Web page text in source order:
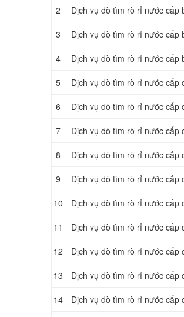
2 Dịch vụ dò tìm rò rỉ nước cấp
3 Dịch vụ dò tìm rò rỉ nước cấp
4 Dịch vụ dò tìm rò rỉ nước cấp
5 Dịch vụ dò tìm rò rỉ nước cấp
6 Dịch vụ dò tìm rò rỉ nước cấp
7 Dịch vụ dò tìm rò rỉ nước cấp
8 Dịch vụ dò tìm rò rỉ nước cấp
9 Dịch vụ dò tìm rò rỉ nước cấp
10 Dịch vụ dò tìm rò rỉ nước cấp
11 Dịch vụ dò tìm rò rỉ nước cấp
12 Dịch vụ dò tìm rò rỉ nước cấp
13 Dịch vụ dò tìm rò rỉ nước cấp
14 Dịch vụ dò tìm rò rỉ nước cấp